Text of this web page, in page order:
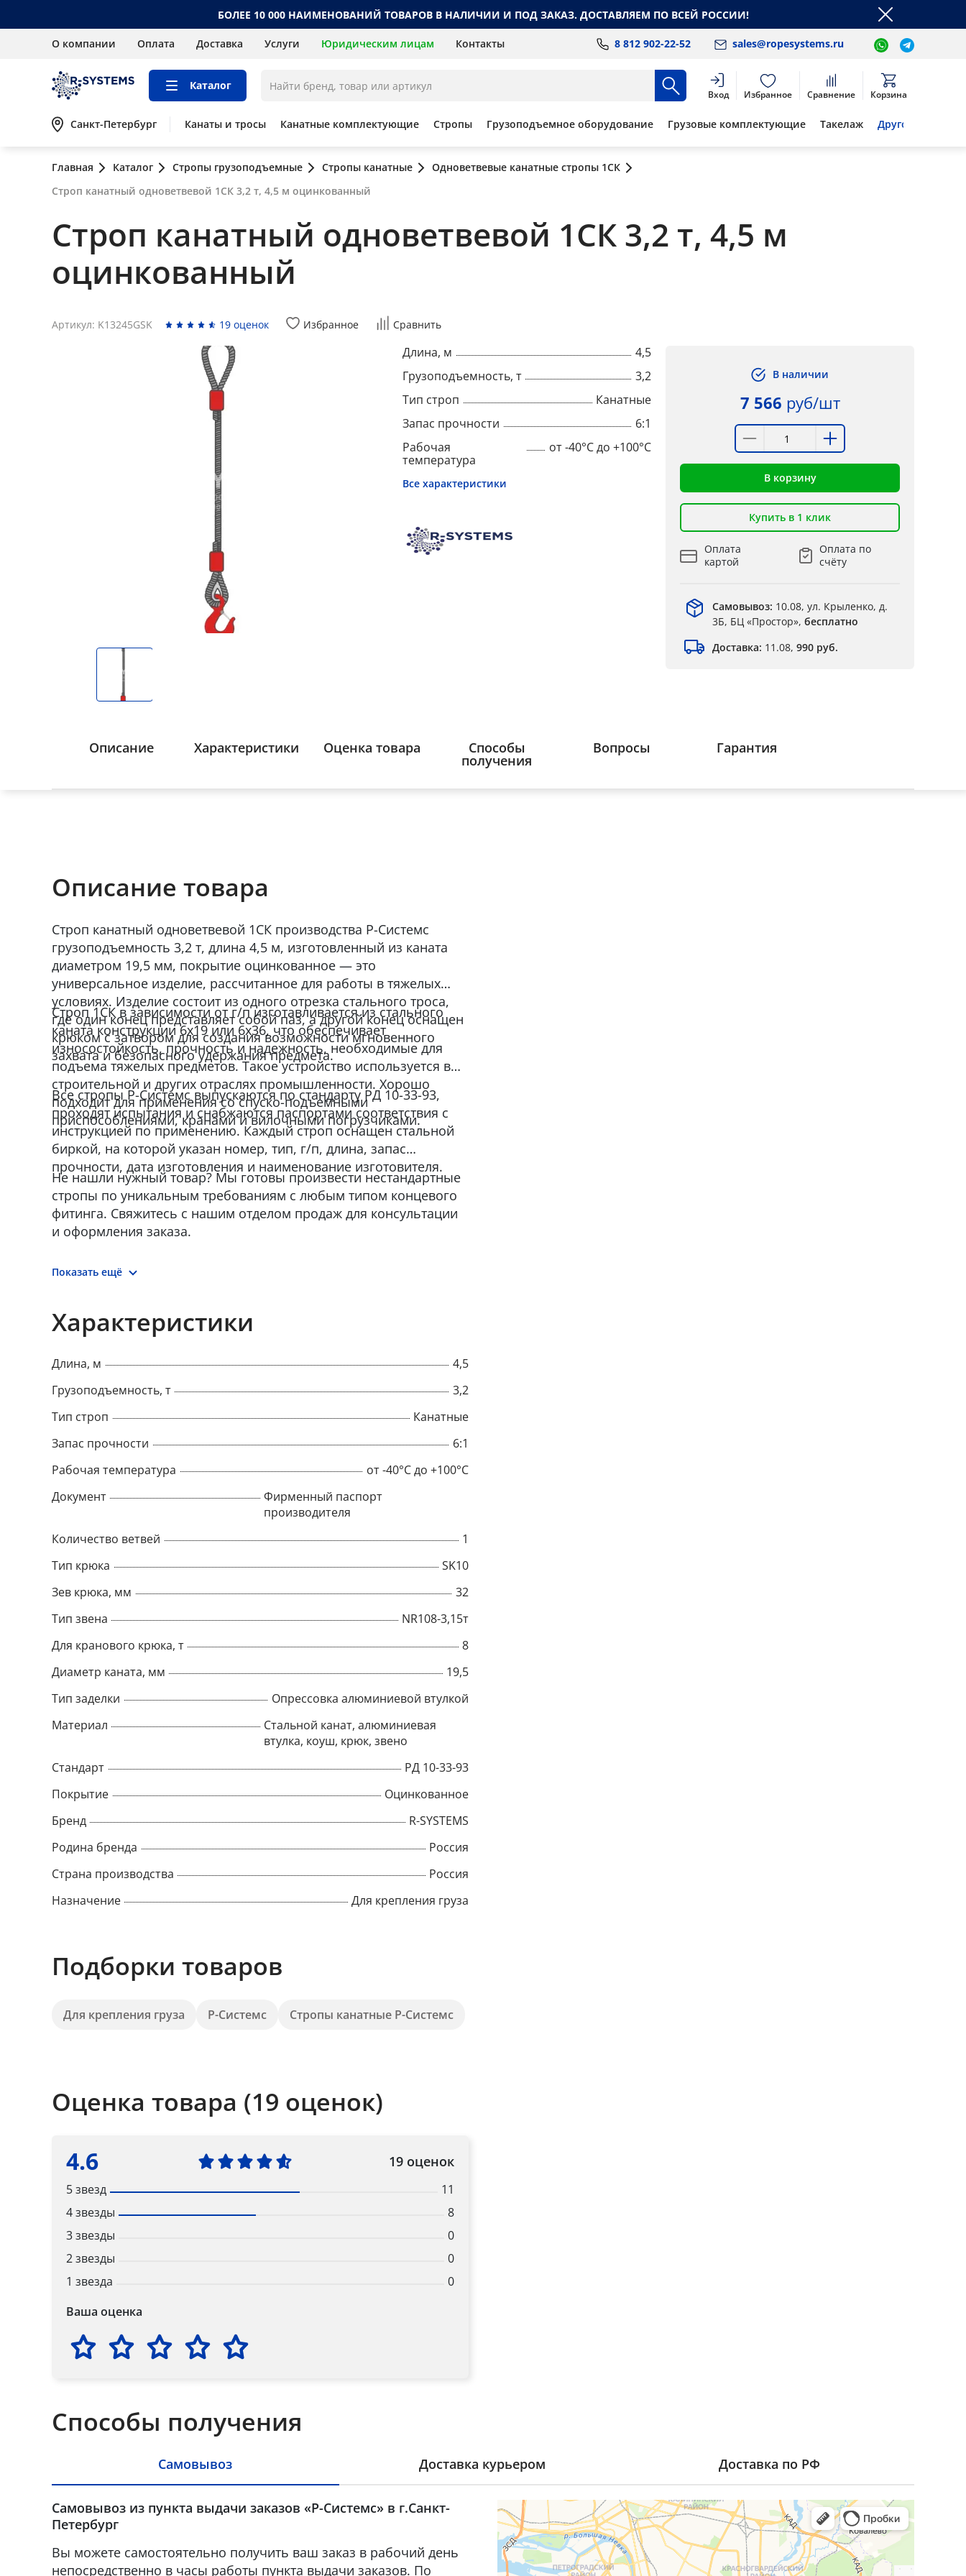
БОЛЕЕ 10 000 НАИМЕНОВАНИЙ ТОВАРОВ В НАЛИЧИИ И ПОД ЗАКАЗ. ДОСТАВЛЯЕМ ПО ВСЕЙ РОССИИ!
О компании Оплата Доставка Услуги Юридическим лицам Контакты 8 812 902-22-52 sales@ropesystems.ru
Каталог
Вход Избранное Сравнение Корзина
Санкт-Петербург Канаты и тросы Канатные комплектующие Стропы Грузоподъемное оборудование Грузовые комплектующие Такелаж Другое
Главная Каталог Стропы грузоподъемные Стропы канатные
Одноветвевые канатные стропы 1СК
Строп канатный одноветвевой 1СК 3,2 т, 4,5 м оцинкованный
Строп канатный одноветвевой 1СК 3,2 т, 4,5 м
оцинкованный
Артикул: K13245GSK 19 оценок Избранное Сравнить
Длина, м
4,5
Грузоподъемность, т
3,2
Тип строп
Канатные
Запас прочности
6:1
Рабочая
температура
от -40°C до +100°C
Все характеристики
В наличии
7 566 руб/шт
В корзину
Купить в 1 клик
Оплата
картой
Оплата по
счёту
Самовывоз: 10.08, ул. Крыленко, д.
3Б, БЦ «Простор», бесплатно
Доставка: 11.08, 990 руб.
Описание Характеристики Оценка товара Способы
получения
Вопросы Гарантия
Описание товара
Строп канатный одноветвевой 1СК производства Р-Системс
грузоподъемность 3,2 т, длина 4,5 м, изготовленный из каната
диаметром 19,5 мм, покрытие оцинкованное — это
универсальное изделие, рассчитанное для работы в тяжелых
условиях. Изделие состоит из одного отрезка стального троса,
где один конец представляет собой паз, а другой конец оснащен
крюком с затвором для создания возможности мгновенного
захвата и безопасного удержания предмета.
Строп 1СК в зависимости от г/п изготавливается из стального
каната конструкции 6x19 или 6x36, что обеспечивает
износостойкость, прочность и надежность, необходимые для
подъема тяжелых предметов. Такое устройство используется в
строительной и других отраслях промышленности. Хорошо
подходит для применения со спуско-подъемными
приспособлениями, кранами и вилочными погрузчиками.
Все стропы Р-Системс выпускаются по стандарту РД 10-33-93,
проходят испытания и снабжаются паспортами соответствия с
инструкцией по применению. Каждый строп оснащен стальной
биркой, на которой указан номер, тип, г/п, длина, запас
прочности, дата изготовления и наименование изготовителя.
Не нашли нужный товар? Мы готовы произвести нестандартные
стропы по уникальным требованиям с любым типом концевого
фитинга. Свяжитесь с нашим отделом продаж для консультации
и оформления заказа.
Показать ещё
Характеристики
Длина, м
4,5
Грузоподъемность, т
3,2
Тип строп
Канатные
Запас прочности
6:1
Рабочая температура
от -40°C до +100°C
Документ
Фирменный паспорт
производителя
Количество ветвей
1
Тип крюка
SK10
Зев крюка, мм
32
Тип звена
NR108-3,15т
Для кранового крюка, т
8
Диаметр каната, мм
19,5
Тип заделки
Опрессовка алюминиевой втулкой
Материал
Стальной канат, алюминиевая
втулка, коуш, крюк, звено
Стандарт
РД 10-33-93
Покрытие
Оцинкованное
Бренд
R-SYSTEMS
Родина бренда
Россия
Страна производства
Россия
Назначение
Для крепления груза
Подборки товаров
Для крепления груза Р-Системс Стропы канатные Р-Системс
Оценка товара (19 оценок)
4.6 19 оценок
5 звезд
11
4 звезды
8
3 звезды
0
2 звезды
0
1 звезда
0
Ваша оценка
Способы получения
Самовывоз Доставка курьером Доставка по РФ
Самовывоз из пункта выдачи заказов «Р-Системс» в г.Санкт-
Петербург
Вы можете самостоятельно получить ваш заказ в рабочий день
непосредственно в часы работы пункта выдачи заказов. По
Popup
Title
Popup Content